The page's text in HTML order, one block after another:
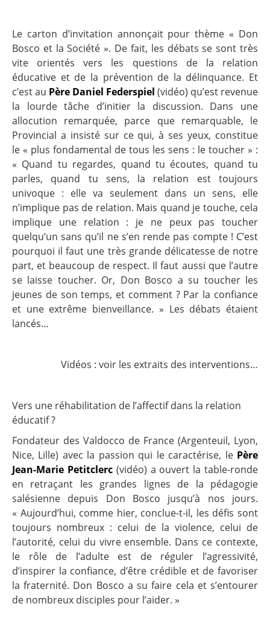
Le carton d’invitation annonçait pour thème « Don
Bosco et la Société ». De fait, les débats se sont très
vite orientés vers les questions de la relation
éducative et de la prévention de la délinquance. Et
c’est au Père Daniel Federspiel (vidéo) qu’est revenue
la lourde tâche d’initier la discussion. Dans une
allocution remarquée, parce que remarquable, le
Provincial a insisté sur ce qui, à ses yeux, constitue
le « plus fondamental de tous les sens : le toucher » :
« Quand tu regardes, quand tu écoutes, quand tu
parles, quand tu sens, la relation est toujours
univoque : elle va seulement dans un sens, elle
n’implique pas de relation. Mais quand je touche, cela
implique une relation : je ne peux pas toucher
quelqu’un sans qu’il ne s’en rende pas compte ! C’est
pourquoi il faut une très grande délicatesse de notre
part, et beaucoup de respect. Il faut aussi que l’autre
se laisse toucher. Or, Don Bosco a su toucher les
jeunes de son temps, et comment ? Par la confiance
et une extrême bienveillance. » Les débats étaient
lancés…
Vidéos : voir les extraits des interventions…
Vers une réhabilitation de l’affectif dans la relation
éducatif ?
Fondateur des Valdocco de France (Argenteuil, Lyon,
Nice, Lille) avec la passion qui le caractérise, le Père
Jean-Marie Petitclerc (vidéo) a ouvert la table-ronde
en retraçant les grandes lignes de la pédagogie
salésienne depuis Don Bosco jusqu’à nos jours.
« Aujourd’hui, comme hier, conclue-t-il, les défis sont
toujours nombreux : celui de la violence, celui de
l’autorité, celui du vivre ensemble. Dans ce contexte,
le rôle de l’adulte est de réguler l’agressivité,
d’inspirer la confiance, d’être crédible et de favoriser
la fraternité. Don Bosco a su faire cela et s’entourer
de nombreux disciples pour l’aider. »